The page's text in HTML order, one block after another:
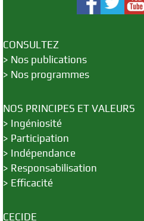
CONSULTEZ
> Nos publications
> Nos programmes
NOS PRINCIPES ET VALEURS
> Ingéniosité
> Participation
> Indépendance
> Responsabilisation
> Efficacité
CECIDE